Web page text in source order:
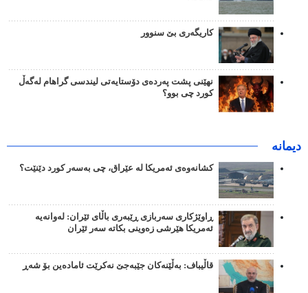
کاریگەری بێ سنوور
نهێنی پشت پەردەی دۆستایەتی لیندسی گراهام لەگەڵ
کورد چی بوو؟
دیمانە
کشانەوەی ئەمریکا لە عێراق، چی بەسەر کورد دێنێت؟
ڕاوێژکاری سەربازی ڕێبەری باڵای ئێران: لەوانەیە
ئەمریکا هێرشی زەوینی بکاتە سەر ئێران
قاڵیباف: بەڵێنەکان جێبەجێ نەکرێت ئامادەین بۆ شەڕ